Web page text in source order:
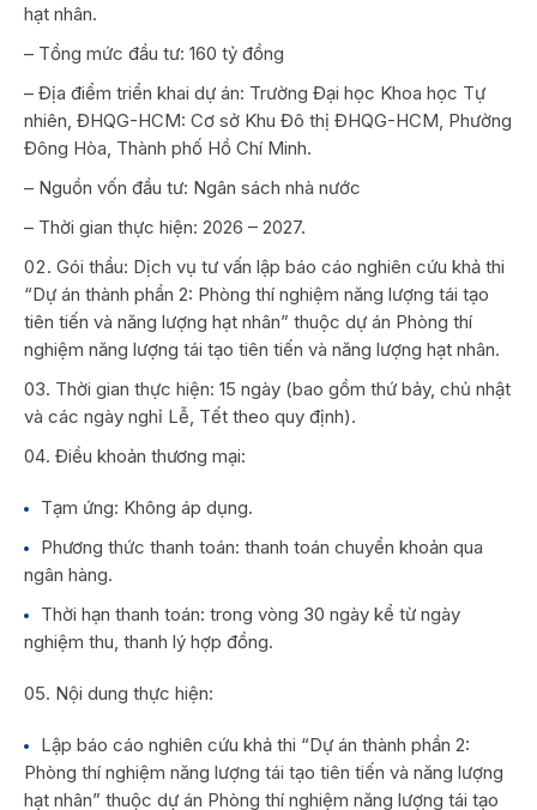
hạt nhân.
– Tổng mức đầu tư: 160 tỷ đồng
– Địa điểm triển khai dự án: Trường Đại học Khoa học Tự
nhiên, ĐHQG-HCM: Cơ sở Khu Đô thị ĐHQG-HCM, Phường
Đông Hòa, Thành phố Hồ Chí Minh.
– Nguồn vốn đầu tư: Ngân sách nhà nước
– Thời gian thực hiện: 2026 – 2027.
Gói thầu: Dịch vụ tư vấn lập báo cáo nghiên cứu khả thi
“Dự án thành phần 2: Phòng thí nghiệm năng lượng tái tạo
tiên tiến và năng lượng hạt nhân” thuộc dự án Phòng thí
nghiệm năng lượng tái tạo tiên tiến và năng lượng hạt nhân.
Thời gian thực hiện: 15 ngày (bao gồm thứ bảy, chủ nhật
và các ngày nghỉ Lễ, Tết theo quy định).
Điều khoản thương mại:
Tạm ứng: Không áp dụng.
Phương thức thanh toán: thanh toán chuyển khoản qua
ngân hàng.
Thời hạn thanh toán: trong vòng 30 ngày kể từ ngày
nghiệm thu, thanh lý hợp đồng.
Nội dung thực hiện:
Lập báo cáo nghiên cứu khả thi “Dự án thành phần 2:
Phòng thí nghiệm năng lượng tái tạo tiên tiến và năng lượng
hạt nhân” thuộc dự án Phòng thí nghiệm năng lượng tái tạo